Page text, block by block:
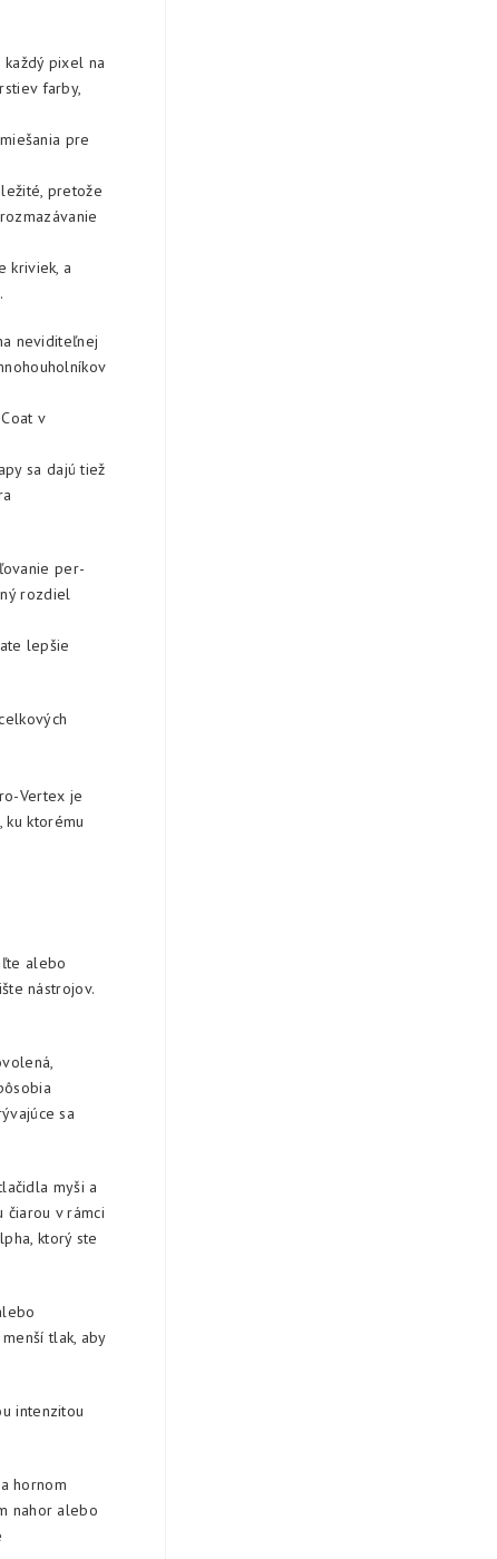
pixel na
farby,
pre
pretože
kriviek, a
neviditeľnej
v
sa dajú tiež
per-
rozdiel
lepšie
Vertex je
ku ktorému
alebo
nástrojov.
sa
myši a
v rámci
ktorý ste
tlak, aby
intenzitou
hornom
nahor alebo